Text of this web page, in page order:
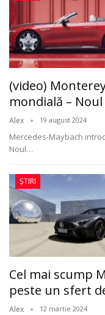
(video)
mondială –
Alex 19 august 2024
Mercedes-Maybach
Noul…
ȘTIRI
Cel mai scump
peste un sfert
Alex 12 martie 2024